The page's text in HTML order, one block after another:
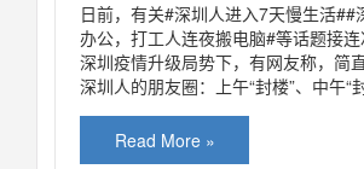
日前，有关#深圳人进入7天慢生活##
办公，打工人连夜搬电脑#等话题接连
深圳疫情升级局势下，有网友称，简
深圳人的朋友圈：上午“封楼”、中午“
Read More »